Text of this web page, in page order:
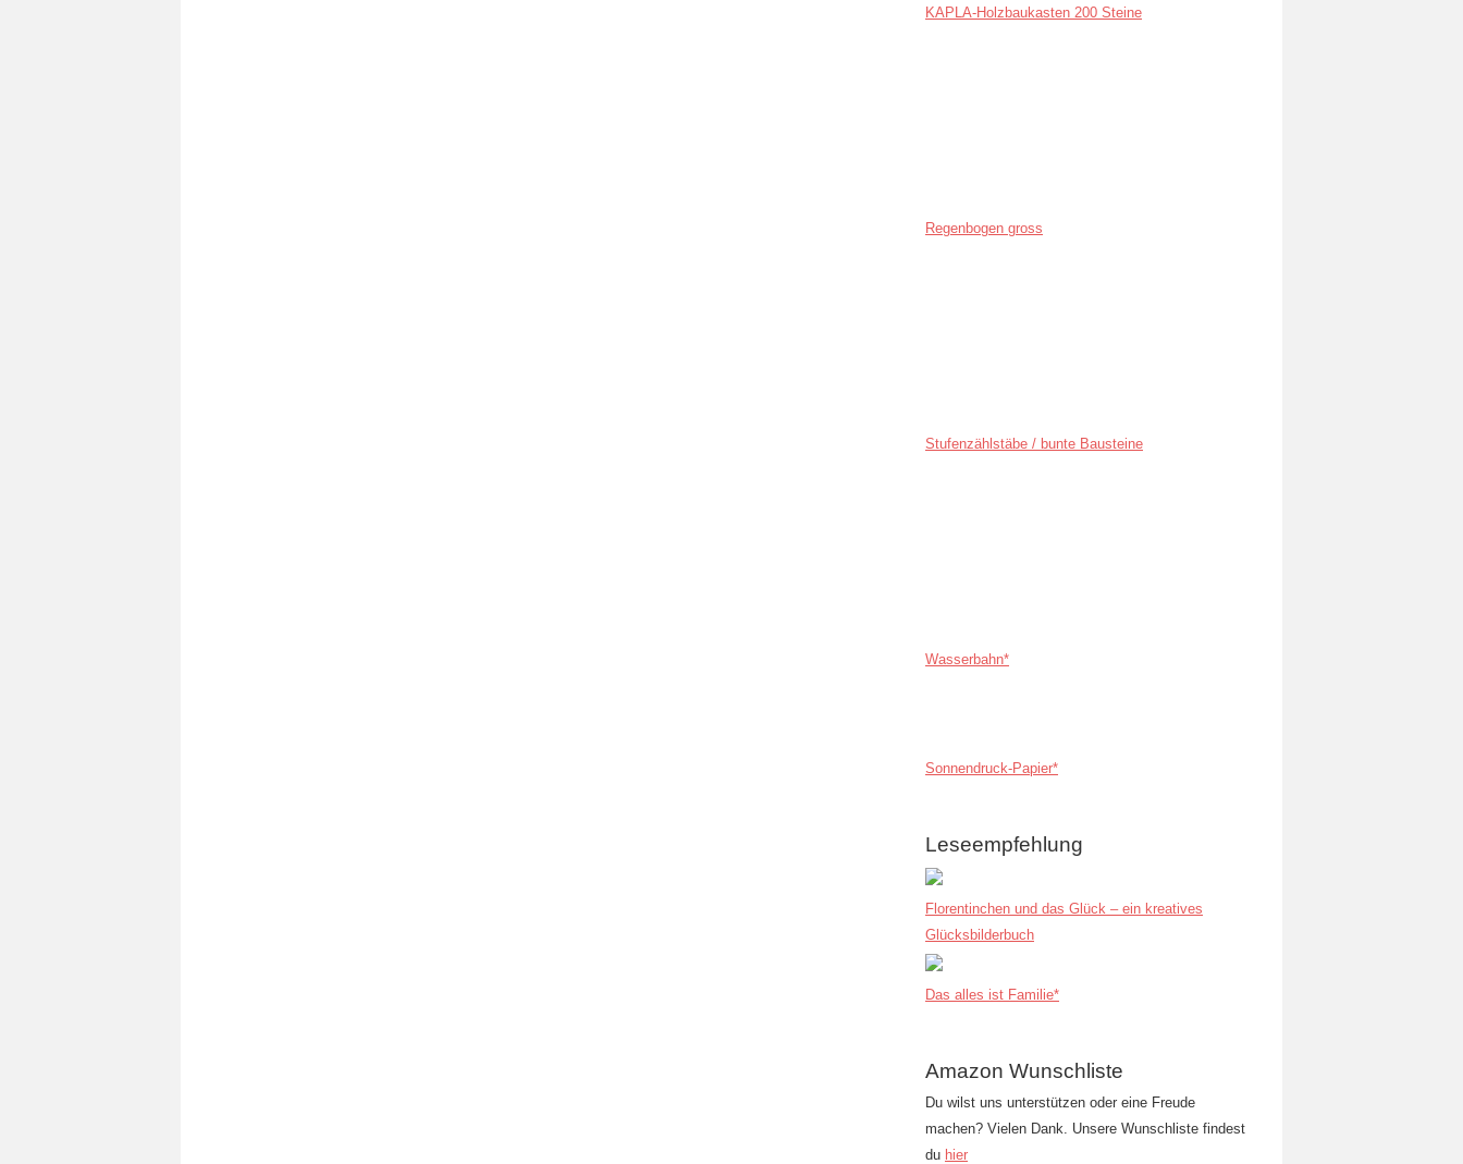
KAPLA-Holzbaukasten 200 Steine
Regenbogen gross
Stufenzählstäbe / bunte Bausteine
Wasserbahn*
Sonnendruck-Papier*
Leseempfehlung
Florentinchen und das Glück – ein kreatives
Glücksbilderbuch
Das alles ist Familie*
Amazon Wunschliste
Du wilst uns unterstützen oder eine Freude
machen? Vielen Dank. Unsere Wunschliste findest
du hier